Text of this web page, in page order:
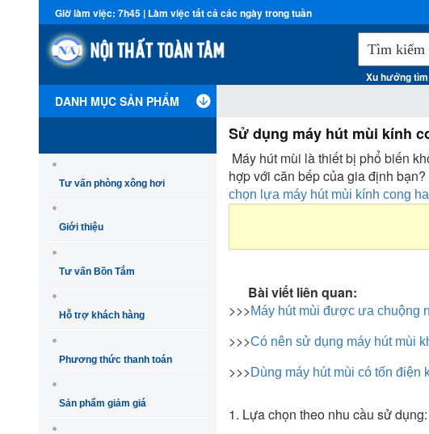
Giờ làm việc: 7h45 | Làm việc tất cả các ngày trong tuần
Xu hướng
DANH MỤC SẢN PHẨM
Tư vấn phòng xông hơi
Giới thiệu
Tư vấn Bồn Tắm
Hỗ trợ khách hàng
Phương thức thanh toán
Sản phẩm giảm giá
Sử dụng máy hút mùi kính
Máy hút mùi là thiết bị phổ biến
hợp với căn bếp của gia định
chọn lựa máy hút mùi kính cong
Bài viết liên quan:
>>> Máy hút mùi được ưa chuộng
>>>Có nên sử dụng máy hút mùi
>>> Dùng máy hút mùi có tốn điện
1. Lựa chọn theo nhu cầu sử dụng: